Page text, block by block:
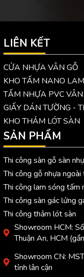
LIÊN KẾT
CỬA NHỰA VÂN GỖ
KHO TẤM NANO
TẤM NHỰA PVC
GIẤY DÁN TƯỜNG -
KHO THẢM LÓT SÀN
SẢN PHẨM
Thi công sàn gỗ sàn
Thi công gỗ nhựa ngoài
Thi công lam sóng tấm
Thi công sàn gác lửng
Thi công thảm lót sàn
Showroom HCM:
Thuận An, HCM
Showroom CN:
tỉnh lân cận